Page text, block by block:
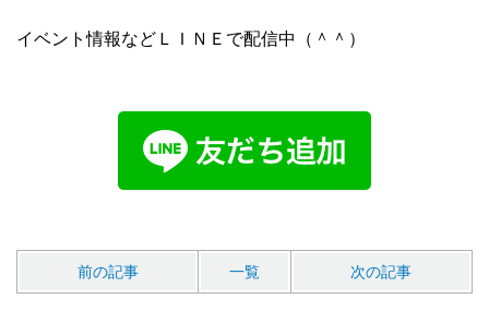
イベント情報などＬＩＮＥで配信中（＾＾）
前の記事 一覧 次の記事